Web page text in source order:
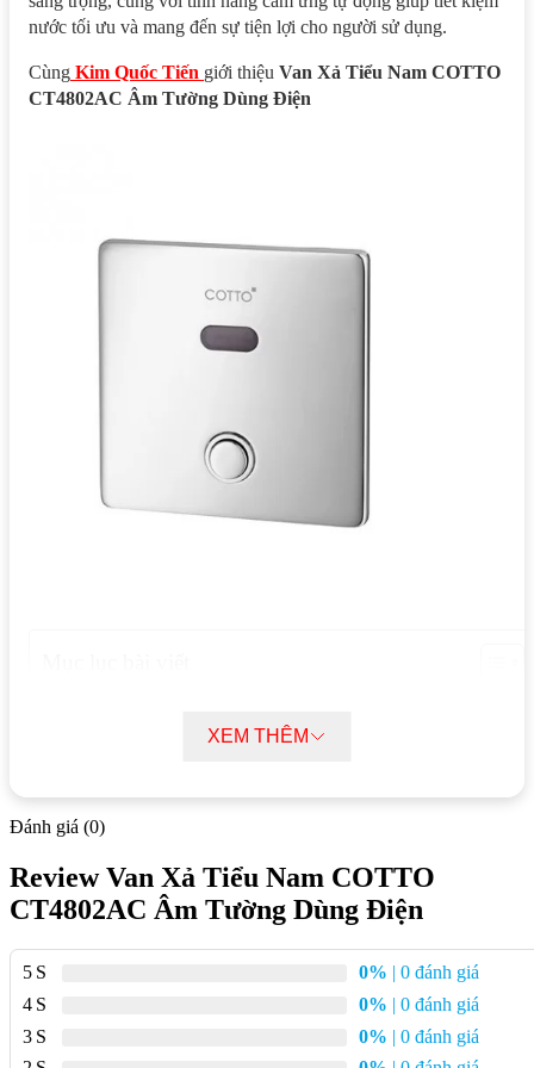
nước tối ưu và mang đến sự tiện lợi cho người sử dụng.
Cùng Kim Quốc Tiến giới thiệu Van Xả Tiểu Nam COTTO
CT4802AC Âm Tường Dùng Điện
Điện:
Thông số kỹ thuật Van Xả Tiểu Nam
Điện:
XEM THÊM
Đánh giá (0)
Review Van Xả Tiểu Nam COTTO
CT4802AC Âm Tường Dùng Điện
5 0% | 0 đánh giá
4
0% | 0 đánh giá
3
0% | 0 đánh giá